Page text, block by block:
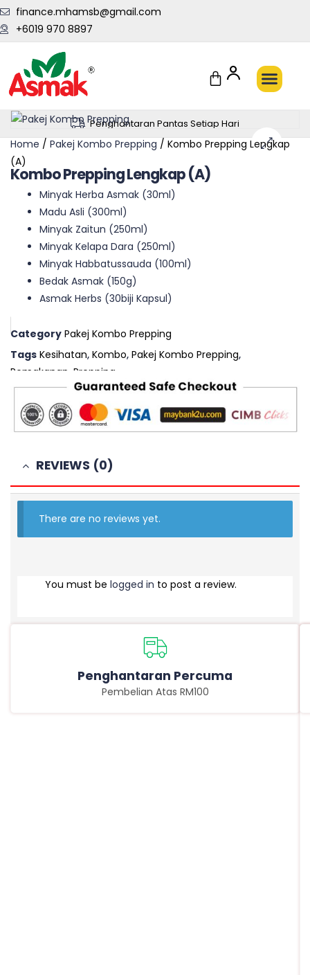
+6019 970 8897
finance.mhamsb@gmail.com
Penghantaran Pantas Setiap Hari
Home / Pakej Kombo Prepping / Kombo Prepping Lengkap
(A)
Kombo Prepping Lengkap (A)
Minyak Herba Asmak (30ml)
Madu Asli (300ml)
Minyak Zaitun (250ml)
Minyak Kelapa Dara (250ml)
Minyak Habbatussauda (100ml)
Bedak Asmak (150g)
Asmak Herbs (30biji Kapsul)
Category Pakej Kombo Prepping
Tags Kesihatan, Kombo, Pakej Kombo Prepping,
Pemakanan Prepping
REVIEWS (0)
There are no reviews yet.
You must be logged in to post a review.
Penghantaran Percuma
Pembelian Atas RM100